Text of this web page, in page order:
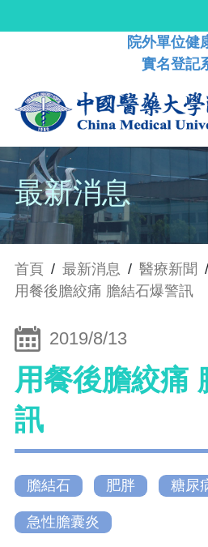
院外單位健
實名登記
最新消息
首頁 / 最新消息 / 醫療新聞 /
用餐後膽絞痛 膽結石爆警訊
2019/8/13
用餐後膽絞痛
訊
膽結石 肥胖 糖尿
急性膽囊炎